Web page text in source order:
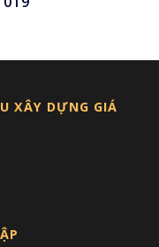
XÂY DỰNG GIÁ